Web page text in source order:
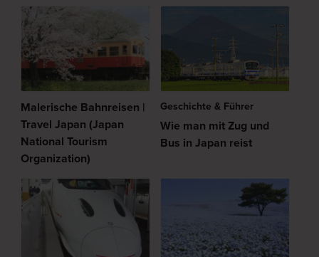
Malerische Bahnreisen |
Travel Japan (Japan
National Tourism
Organization)
Geschichte & Führer
Wie man mit Zug und
Bus in Japan reist